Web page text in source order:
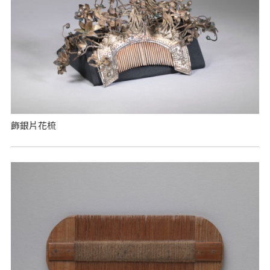
飾銀片花梳